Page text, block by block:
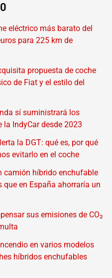
eléctrico más barato del
para 225 km de
propuesta de coche
de Fiat y el estilo del
sí suministrará los
IndyCar desde 2023
la DGT: qué es, por qué
evitarlo en el coche
camión híbrido enchufable
en España ahorraría un
sus emisiones de CO₂
en varios modelos
híbridos enchufables